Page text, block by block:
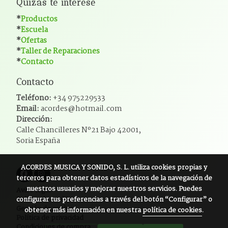
Quizás te interese
*Productos
*Escuela
*Ofertas
*Taller de Reparaciones
*Contacto
Contacto
Teléfono: +34 975229533
Email:acordes@hotmail.com
Dirección:
Calle Chancilleres Nº21 Bajo 42001,
Soria España
Aviso legal
Política de cookies
Gestión de cookies
ACORDES MUSICA Y SONIDO, S. L.utiliza cookies propias y
terceros para obtener datos estadísticos de la navegación de
nuestros usuarios y mejorar nuestros servicios. Puedes
configurar tus preferencias a través del botón “Configurar” o
obtener más información en nuestrapolítica de cookies.